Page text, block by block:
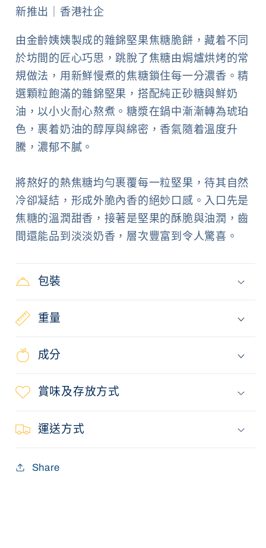
件)
量
減
少
件)
量
增
加
新推出｜香港社企
由金齡姨姨製成的雜錦堅果焦糖脆餅，藏着不同
於坊間的匠心巧思，跳脫了焦糖由焗爐烘烤的常
規做法，用新鮮慢煮的焦糖鎖住每一分濃香。精
選顆粒飽滿的雜錦堅果，搭配純正砂糖與鮮奶
油，以小火耐心熬煮。糖漿在鍋中漸漸轉為琥珀
色，裹着奶油的醇厚與綿密，香氣隨着溫度升
騰，濃郁不膩。
將熬好的熱焦糖均勻裹覆每一粒堅果，待其自然
冷卻凝結，形成外脆內香的絕妙口感。入口先是
焦糖的溫潤甜香，接著是堅果的酥脆與油潤，齒
間還能品到淡淡奶香，層次豐富到令人驚喜。
包裝
重量
成分
賞味及存放方式
運送方式
Share